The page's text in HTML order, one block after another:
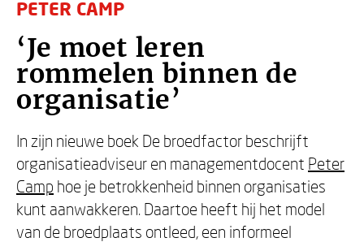
PETER CAMP
‘Je moet leren
rommelen binnen de
organisatie’
In zijn nieuwe boek De broedfactor beschrijft
organisatieadviseur en managementdocent Peter
Camp hoe je betrokkenheid binnen organisaties
kunt aanwakkeren. Daartoe heeft hij het model
van de broedplaats ontleed, een informeel